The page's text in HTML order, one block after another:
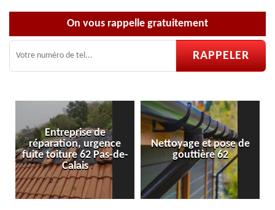
On vous rappelle gratuitement
Entreprise de
réparation, urgence
toiture 62 Pas-de-
Calais
Nettoyage et pose de
gouttière 62
Pose